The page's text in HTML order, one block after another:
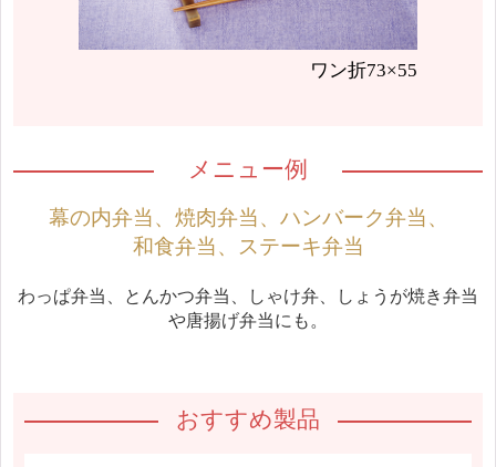
ワン折73×55
メニュー例
幕の内弁当、焼肉弁当、ハンバーク弁当、
和食弁当、ステーキ弁当
わっぱ弁当、とんかつ弁当、しゃけ弁、しょうが焼き弁当
や唐揚げ弁当にも。
おすすめ製品